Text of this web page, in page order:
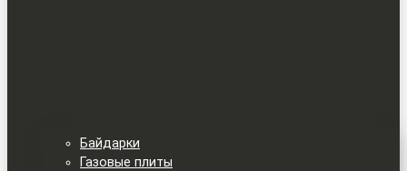
Байдарки
Газовые плиты